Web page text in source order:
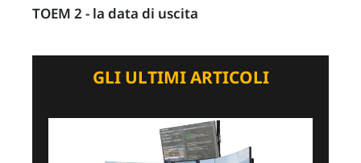
TOEM 2 - la data di uscita
GLI ULTIMI ARTICOLI